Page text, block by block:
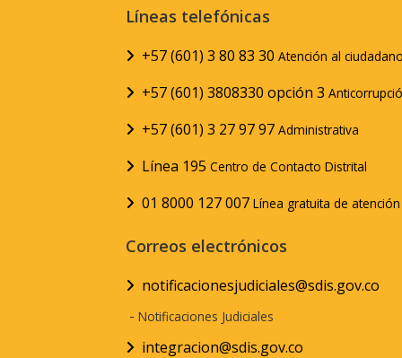
Líneas telefónicas
+57 (601) 3 80 83 30 Atención al
+57 (601) 3808330 opción 3
+57 (601) 3 27 97 97 Administrativa
Línea 195 Centro de Contacto Distrital
01 8000 127 007 Línea gratuita de
Correos electrónicos
notificacionesjudiciales@sdis.gov.co
- Notificaciones Judiciales
integracion@sdis.gov.co